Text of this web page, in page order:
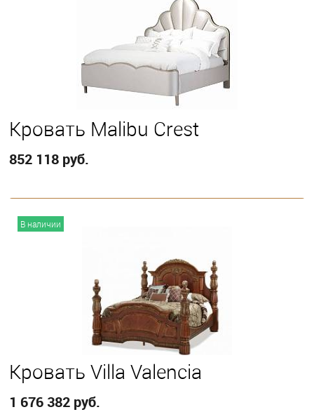
Eastern King Queen
Кровать Malibu Crest
852 118 руб.
Eastern King Queen
В наличии
Кровать Villa Valencia
1 676 382 руб.